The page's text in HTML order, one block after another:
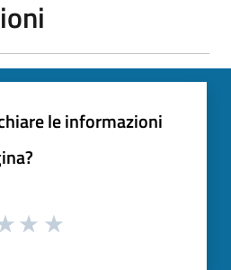
le informazioni